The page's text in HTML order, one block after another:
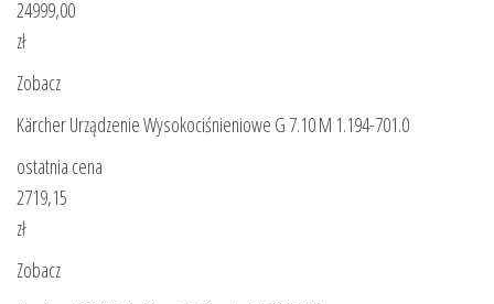
24999,00
zł
Zobacz
Kärcher Urządzenie Wysokociśnieniowe G 7.10 M 1.194-701.0
ostatnia cena
2719,15
zł
Zobacz